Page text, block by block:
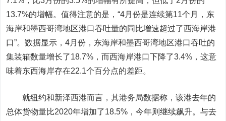
13.7%的增幅。值得注意的是，“4月份是连续第11个月，东
海岸和墨西哥湾地区港口吞吐量的同比增速超过了西海岸港
口”。数据显示，4月份，东海岸和墨西哥湾地区港口吞吐的
集装箱数量增长了18.7%，而西海岸港口下降了3.4%，这意
味着东西海岸存在22.1个百分点的差距。
就纽约和新泽西港而言，其港务局数据称，该港去年的
总体货物量比2020年增加了18.5%，今年则继续飙升。与去